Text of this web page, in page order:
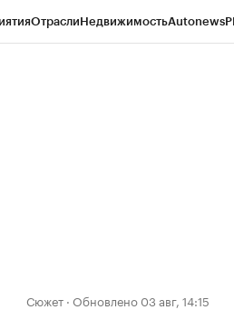
ОтраслиНедвижимостьAutonews
Сюжет · Обновлено 03 авг, 14:15